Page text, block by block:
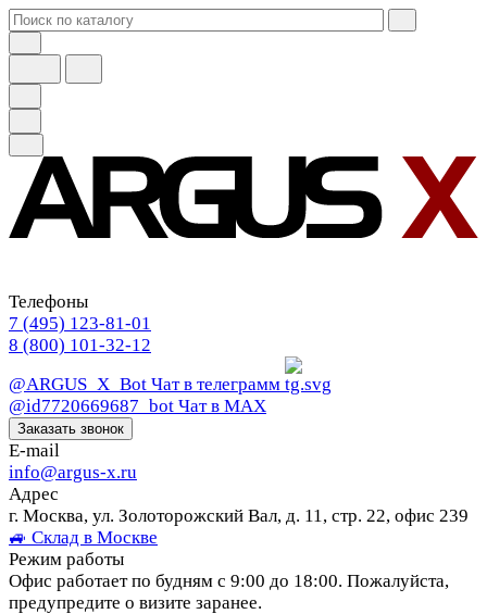
Телефоны
7 (495) 123-81-01
8 (800) 101-32-12
@ARGUS_X_Bot Чат в телеграмм
@id7720669687_bot Чат в МАХ
Заказать звонок
E-mail
info@argus-x.ru
Адрес
г. Москва, ул. Золоторожский Вал, д. 11, стр. 22, офис 239
🚙 Склад в Москве
Режим работы
Офис работает по будням с 9:00 до 18:00. Пожалуйста,
предупредите о визите заранее.